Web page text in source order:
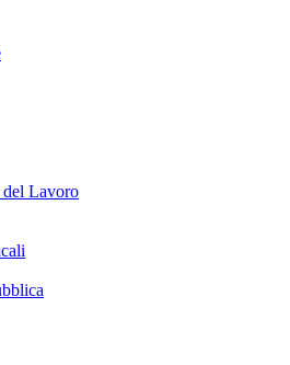
del Lavoro